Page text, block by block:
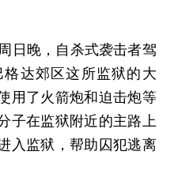
日晚，自杀式袭击者驾
达郊区这所监狱的大
用了火箭炮和迫击炮等
子在监狱附近的主路上
入监狱，帮助囚犯逃离